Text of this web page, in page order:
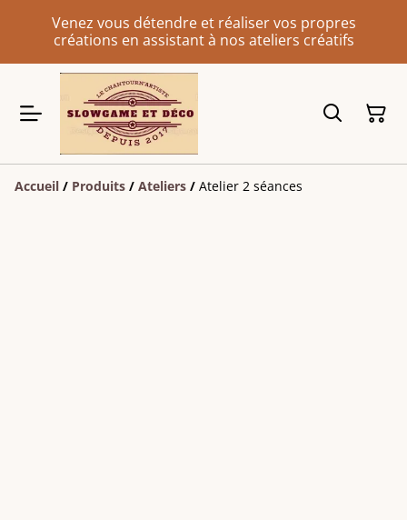
Venez vous détendre et réaliser vos propres
créations en assistant à nos ateliers créatifs
Accueil / Produits / Ateliers / Atelier 2 séances